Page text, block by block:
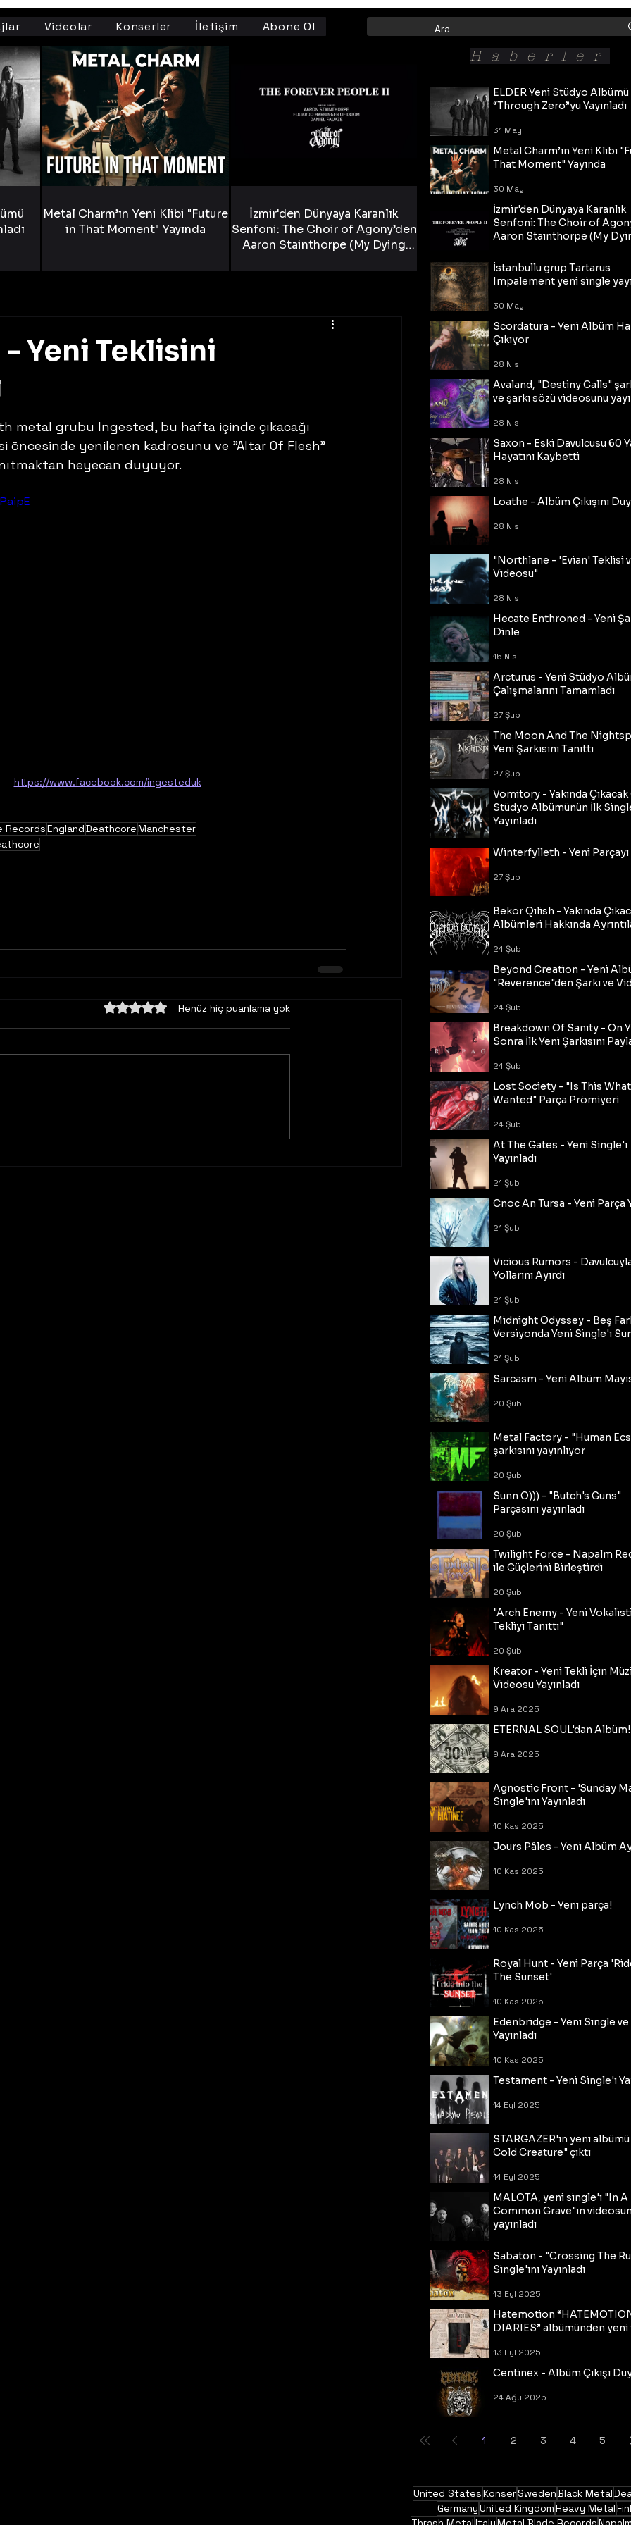
Videolar Konserler İletişim Abone Ol
Yeni Teklisini
metal grubu Ingested, bu hafta içinde çıkacağı
öncesinde yenilenen kadrosunu ve "Altar Of Flesh"
heyecan duyuyor.
https://www.facebook.com/ingesteduk
RecordsEnglandDeathcoreManchester
5 üzerinden 0 yıldızHenüz hiç puanlama yok
Metal Charm’ın Yeni Klibi "Future
in That Moment" Yayında
İzmir'den Dünyaya Karanlık
Senfoni: The Choir of Agony’den
Aaron Stainthorpe (My Dying
ELDER Yeni Stüdyo Albümü
“Through Zero”yu Yayınladı
31 May
Metal Charm’ın Yeni Klibi
That Moment" Yayında
30 May
İzmir'den Dünyaya Karanlık
Senfoni: The Choir of
Aaron Stainthorpe (My
Tekli!
30 May
İstanbullu grup Tartarus
Impalement yeni single
30 May
Scordatura - Yeni Albüm
Çıkıyor
28 Nis
Avaland, "Destiny Calls"
ve şarkı sözü videosunu
28 Nis
Saxon - Eski Davulcusu 60
Hayatını Kaybetti
28 Nis
Loathe - Albüm Çıkışını
28 Nis
"Northlane - 'Evian' Teklisi
Videosu"
28 Nis
Hecate Enthroned - Yeni
Dinle
15 Nis
Arcturus - Yeni Stüdyo
Çalışmalarını Tamamladı
27 Şub
The Moon And The
Yeni Şarkısını Tanıttı
27 Şub
Vomitory - Yakında
Stüdyo Albümünün İlk
Yayınladı
Winterfylleth - Yeni Parçayı
27 Şub
Bekor Qilish - Yakında
Albümleri Hakkında
24 Şub
Beyond Creation - Yeni
"Reverence"den Şarkı ve
24 Şub
Breakdown Of Sanity - On
Sonra İlk Yeni Şarkısını
24 Şub
Lost Society - "Is This
Wanted" Parça Prömiyeri
24 Şub
At The Gates - Yeni Single'ı
Yayınladı
21 Şub
Cnoc An Tursa - Yeni Parça
21 Şub
Vicious Rumors -
Yollarını Ayırdı
21 Şub
Midnight Odyssey - Beş
Versiyonda Yeni Single'ı
21 Şub
Sarcasm - Yeni Albüm
20 Şub
Metal Factory - "Human
şarkısını yayınlıyor
20 Şub
Sunn O))) - "Butch's Guns"
Parçasını yayınladı
20 Şub
Twilight Force - Napalm
ile Güçlerini Birleştirdi
20 Şub
"Arch Enemy - Yeni
Tekliyi Tanıttı"
20 Şub
Kreator - Yeni Tekli İçin
Videosu Yayınladı
9 Ara 2025
ETERNAL SOUL'dan Albüm!
9 Ara 2025
Agnostic Front - 'Sunday
Single'ını Yayınladı
10 Kas 2025
Jours Pâles - Yeni Albüm
10 Kas 2025
Lynch Mob - Yeni parça!
10 Kas 2025
Royal Hunt - Yeni Parça
The Sunset'
10 Kas 2025
Edenbridge - Yeni Single
Yayınladı
10 Kas 2025
Testament - Yeni Single'ı
14 Eyl 2025
STARGAZER'ın yeni
Cold Creature" çıktı
14 Eyl 2025
MALOTA, yeni single'ı "In A
Common Grave"ın
yayınladı
Sabaton - "Crossing The
Single'ını Yayınladı
13 Eyl 2025
Hatemotion
DIARIES” albümünden
13 Eyl 2025
Centinex - Albüm Çıkışı
24 Ağu 2025
1 2 3 4 5
United StatesKonserSwedenBlack Metal
GermanyUnited KingdomHeavy Metal
Haberler